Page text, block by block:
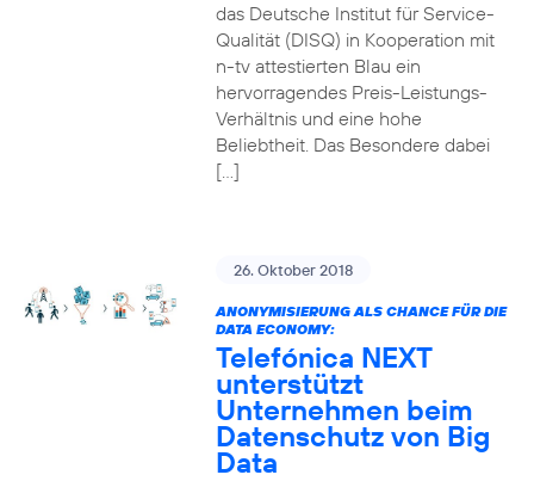
das Deutsche Institut für Service-
Qualität (DISQ) in Kooperation mit
n-tv attestierten Blau ein
hervorragendes Preis-Leistungs-
Verhältnis und eine hohe
Beliebtheit. Das Besondere dabei
[…]
26. Oktober 2018
ANONYMISIERUNG ALS CHANCE FÜR DIE
DATA ECONOMY:
Telefónica NEXT
unterstützt
Unternehmen beim
Datenschutz von Big
Data